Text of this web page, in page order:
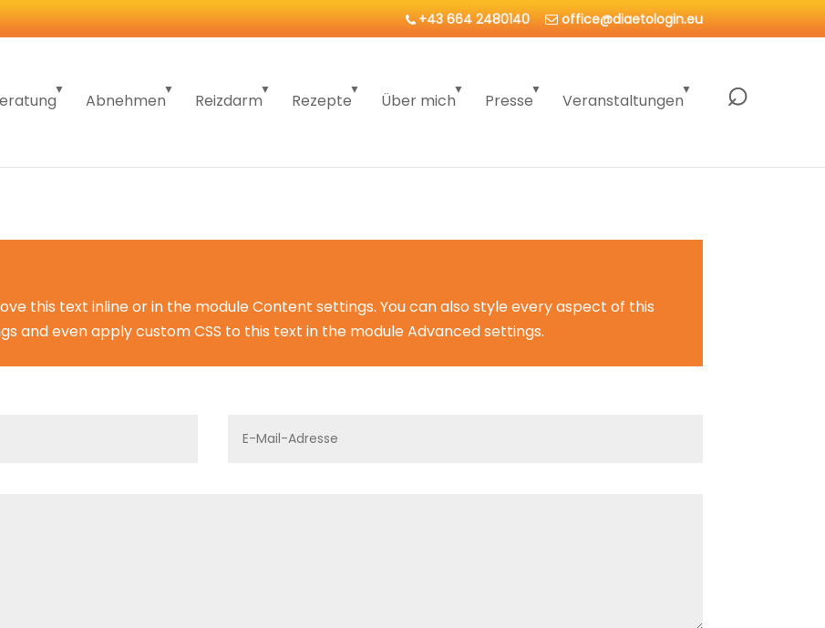
+43 664 2480140 office@diaetologin.eu
Abnehmen Reizdarm Rezepte Über mich Presse Veranstaltungen
this text inline or in the module Content settings. You can also style every aspect of this
and even apply custom CSS to this text in the module Advanced settings.